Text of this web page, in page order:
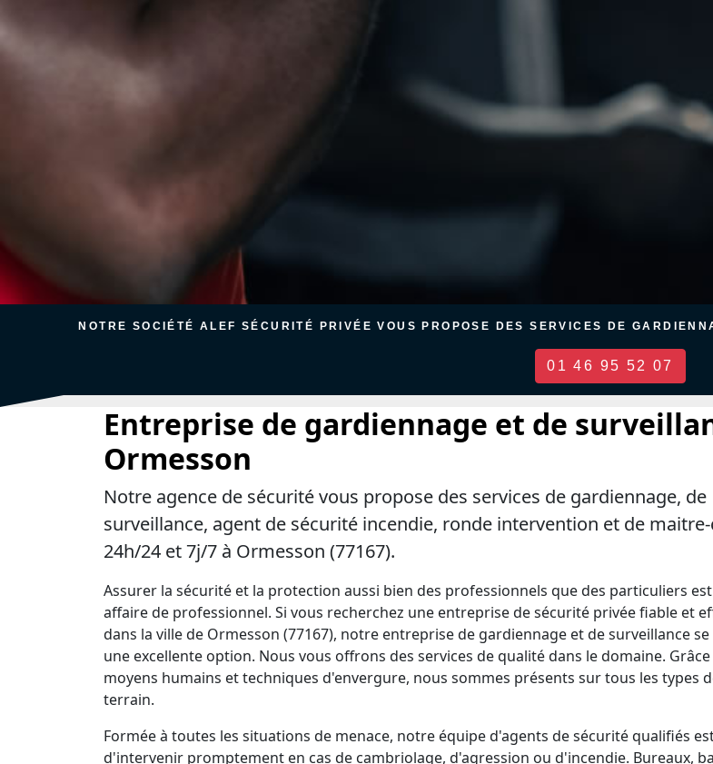
NOTRE SOCIÉTÉ ALEF SÉCURITÉ PRIVÉE VOUS PROPOSE DES SERVICES DE
01 46 95 52 07
Entreprise de gardiennage et de
Ormesson
Notre agence de sécurité vous propose des services de gardiennage, de
surveillance, agent de sécurité incendie, ronde intervention et de
24h/24 et 7j/7 à Ormesson (77167).
Assurer la sécurité et la protection aussi bien des professionnels que des particuliers
affaire de professionnel. Si vous recherchez une entreprise de sécurité privée fiable et
dans la ville de Ormesson (77167), notre entreprise de gardiennage et de surveillance se
une excellente option. Nous vous offrons des services de qualité dans le domaine. Grâce
moyens humains et techniques d'envergure, nous sommes présents sur tous les types
terrain.
Formée à toutes les situations de menace, notre équipe d'agents de sécurité qualifiés
d'intervenir promptement en cas de cambriolage, d'agression ou d'incendie. Bureaux,